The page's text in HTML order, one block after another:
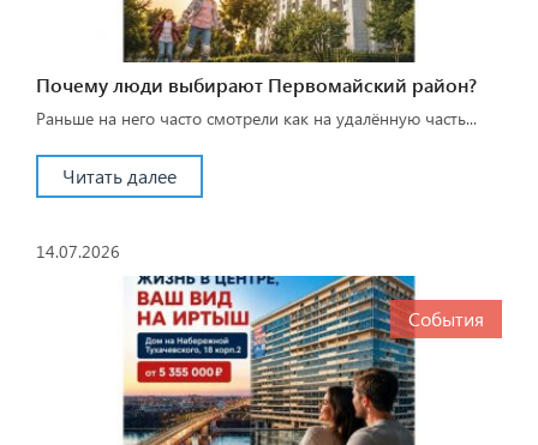
Почему люди выбирают Первомайский район?
Раньше на него часто смотрели как на удалённую часть...
Читать далее
14.07.2026
События